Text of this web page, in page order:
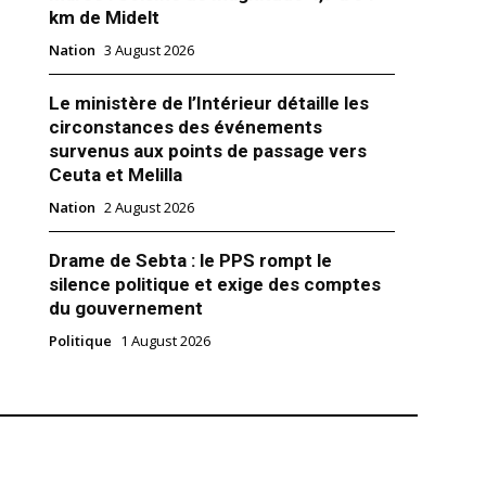
ambassadrice à Paris,
à Washington, Mohamed
Lamine Benomar
VI ambassadrice à Paris. Un
depuis un an, jour pour jour.
cède sa place à Youssef
de Casablanca-Settat, pour
km de Midelt
Nation 3 August 2026
Le ministère de l’Intérieur détaille les
circonstances des événements
survenus aux points de passage vers
Ceuta et Melilla
Nation 2 August 2026
Drame de Sebta : le PPS rompt le
silence politique et exige des comptes
du gouvernement
Politique 1 August 2026